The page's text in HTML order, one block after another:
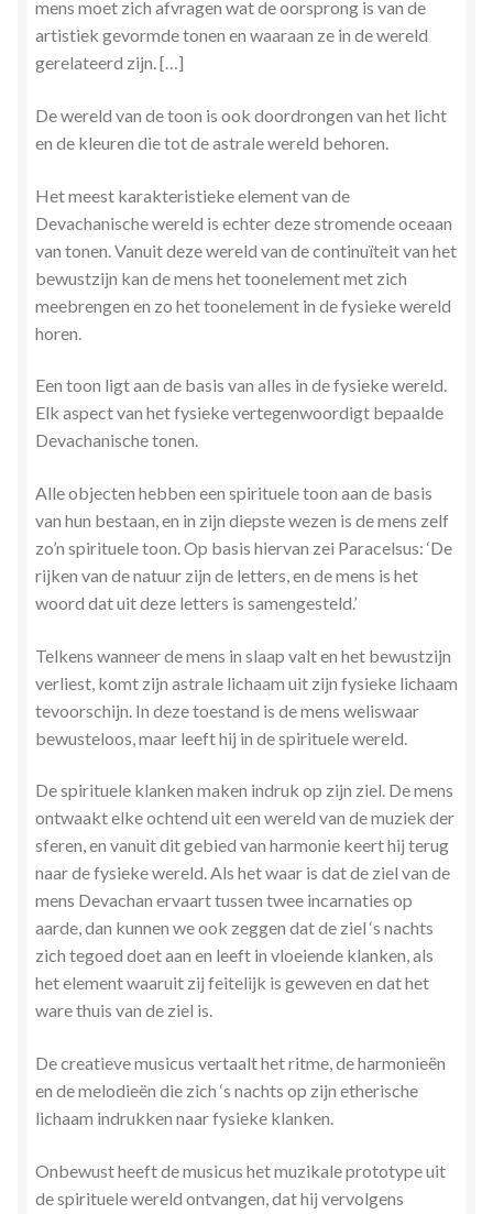
mens moet zich afvragen wat de oorsprong is van de
artistiek gevormde tonen en waaraan ze in de wereld
gerelateerd zijn. […]
De wereld van de toon is ook doordrongen van het licht
en de kleuren die tot de astrale wereld behoren.
Het meest karakteristieke element van de
Devachanische wereld is echter deze stromende oceaan
van tonen. Vanuit deze wereld van de continuïteit van het
bewustzijn kan de mens het toonelement met zich
meebrengen en zo het toonelement in de fysieke wereld
horen.
Een toon ligt aan de basis van alles in de fysieke wereld.
Elk aspect van het fysieke vertegenwoordigt bepaalde
Devachanische tonen.
Alle objecten hebben een spirituele toon aan de basis
van hun bestaan, en in zijn diepste wezen is de mens zelf
zo’n spirituele toon. Op basis hiervan zei Paracelsus: ‘De
rijken van de natuur zijn de letters, en de mens is het
woord dat uit deze letters is samengesteld.’
Telkens wanneer de mens in slaap valt en het bewustzijn
verliest, komt zijn astrale lichaam uit zijn fysieke lichaam
tevoorschijn. In deze toestand is de mens weliswaar
bewusteloos, maar leeft hij in de spirituele wereld.
De spirituele klanken maken indruk op zijn ziel. De mens
ontwaakt elke ochtend uit een wereld van de muziek der
sferen, en vanuit dit gebied van harmonie keert hij terug
naar de fysieke wereld. Als het waar is dat de ziel van de
mens Devachan ervaart tussen twee incarnaties op
aarde, dan kunnen we ook zeggen dat de ziel ‘s nachts
zich tegoed doet aan en leeft in vloeiende klanken, als
het element waaruit zij feitelijk is geweven en dat het
ware thuis van de ziel is.
De creatieve musicus vertaalt het ritme, de harmonieën
en de melodieën die zich ‘s nachts op zijn etherische
lichaam indrukken naar fysieke klanken.
Onbewust heeft de musicus het muzikale prototype uit
de spirituele wereld ontvangen, dat hij vervolgens